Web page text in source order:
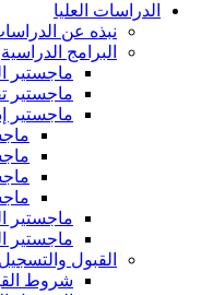
الدراسات العليا
نبذه عن
البرامج الدراسية
ماجستير
ماجستير
ماجستير
ماجستير
ماجستير
القبول والتسجيل
شروط